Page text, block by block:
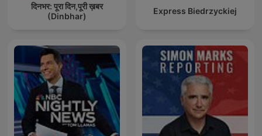
दिनभर: पूरा दिन,पूरी ख़बर
(Dinbhar)
Express Biedrzyckiej